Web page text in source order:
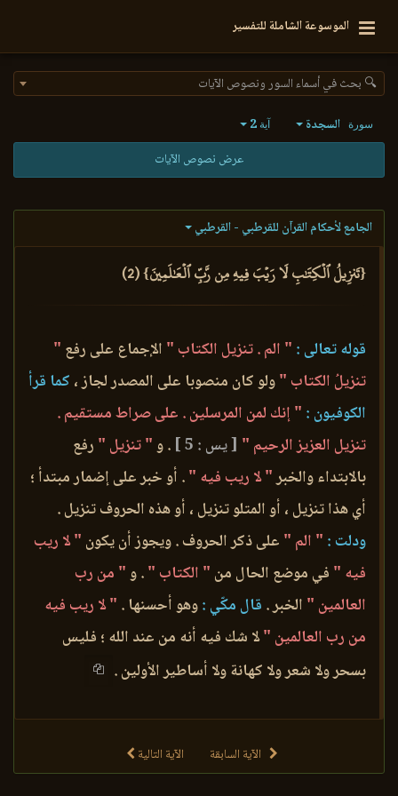
الموسوعة الشاملة للتفسير
🔍 بحث في أسماء السور ونصوص الآيات
سورة السجدة آية 2
عرض نصوص الآيات
الجامع لأحكام القرآن للقرطبي - القرطبي
{تَنزِيلُ ٱلۡكِتَٰبِ لَا رَيۡبَ فِيهِ مِن رَّبِّ ٱلۡعَٰلَمِينَ} (2)
قوله تعالى : " الم . تنزيل الكتاب " الإجماع على رفع "
تنزيلُ الكتاب "ولو كان منصوبا على المصدر لجاز ، كما قرأ
الكوفيون : " إنك لمن المرسلين . على صراط مستقيم .
تنزيل العزيز الرحيم " [ يس : 5 ] . و" تنزيل " رفع
بالابتداء والخبر" لا ريب فيه ". أو خبر على إضمار مبتدأ ؛
أي هذا تنزيل ، أو المتلو تنزيل ، أو هذه الحروف تنزيل .
ودلت : " الم " على ذكر الحروف . ويجوز أن يكون " لا ريب
فيه " في موضع الحال من " الكتاب ". و" من رب
العالمين " الخبر . قال مكّي :وهو أحسنها . " لا ريب فيه
من رب العالمين "لا شك فيه أنه من عند الله ؛ فليس
بسحر ولا شعر ولا كهانة ولا أساطير الأولين .
الآية السابقة الآية التالية